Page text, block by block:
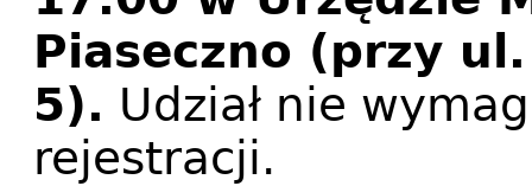
Piaseczno (przy
5). Udział nie
rejestracji.